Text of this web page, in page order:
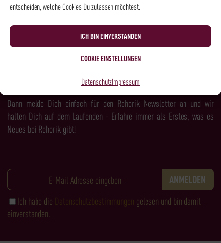
entscheiden, welche Cookies Du zulassen möchtest.
ICH BIN EINVERSTANDEN
COOKIE EINSTELLUNGEN
DatenschutzImpressum
NEWSLETTER
Dann melde Dich einfach für den Rehorik Newsletter an und wir
halten Dich auf dem Laufenden - Erfahre immer als Erstes, was es
Neues bei Rehorik gibt!
Ich habe die Datenschutzbestimmungen gelesen und bin damit
einverstanden.